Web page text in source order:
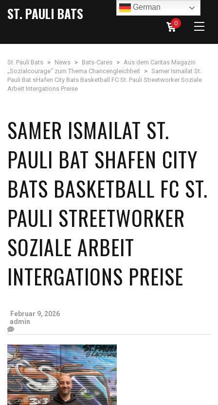
ST. PAULI BATS
0
St. Pauli Bats > News > Bats-Cares > Aus dem Caritas Magazin
„Sozialcourage“ zum Thema Chancengleichheit > Samer Ismailat St.
Pauli Bat sHafen City Bats Basketball FC St. Pauli Streetworker Soziale
Arbeit Intergations Preise
SAMER ISMAILAT ST.
PAULI BAT SHAFEN CITY
BATS BASKETBALL FC ST.
PAULI STREETWORKER
SOZIALE ARBEIT
INTERGATIONS PREISE
Februar 9, 2026
admin
German